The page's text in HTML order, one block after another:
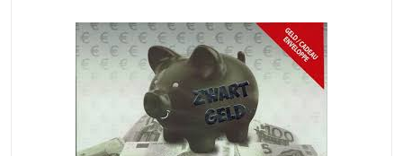
van
Zwart
Geld
de